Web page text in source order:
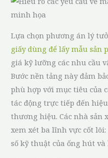
Lựa chọn phương án lý
giấy dùng để lấy mẫu sản
giá kỹ lưỡng các nhu cầu
Bước nền tảng này đảm
phù hợp với mục tiêu của
tác động trực tiếp đến
thương hiệu. Các nhà sản
xem xét ba lĩnh vực cốt
số kỹ thuật của ống hút và